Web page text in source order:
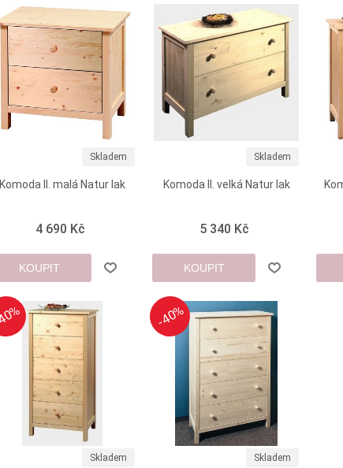
Skladem
Komoda II. malá Natur lak
4 690 Kč
KOUPIT
Skladem
Komoda II. velká Natur lak
5 340 Kč
KOUPIT
Skladem
-40%
-40%
Skladem